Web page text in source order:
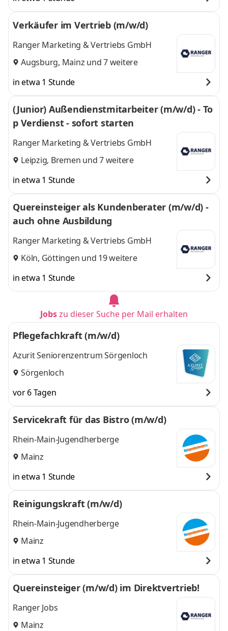
Verkäufer im Vertrieb (m/w/d)
Ranger Marketing & Vertriebs GmbH
Augsburg, Mainz und 7 weitere
in etwa 1 Stunde
(Junior) Außendienstmitarbeiter (m/w/d) - To
p Verdienst - sofort starten
Ranger Marketing & Vertriebs GmbH
Leipzig, Bremen und 7 weitere
in etwa 1 Stunde
Quereinsteiger als Kundenberater (m/w/d) -
auch ohne Ausbildung
Ranger Marketing & Vertriebs GmbH
Köln, Göttingen und 19 weitere
in etwa 1 Stunde
Jobszu dieser Suche per Mail erhalten
Pflegefachkraft (m/w/d)
Azurit Seniorenzentrum Sörgenloch
Sörgenloch
vor 6 Tagen
Servicekraft für das Bistro (m/w/d)
Rhein-Main-Jugendherberge
Mainz
in etwa 1 Stunde
Reinigungskraft (m/w/d)
Rhein-Main-Jugendherberge
Mainz
in etwa 1 Stunde
Quereinsteiger (m/w/d) im Direktvertrieb!
Ranger Jobs
Mainz